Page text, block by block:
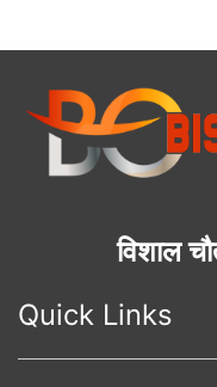
विशाल
Quick Links